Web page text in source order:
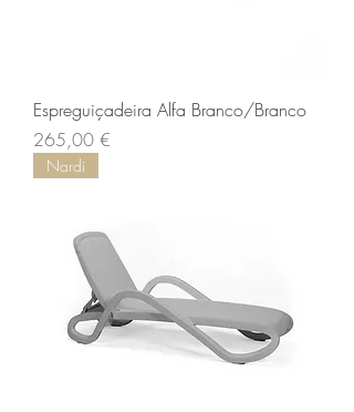
Espreguiçadeira Alfa Branco/Branco
Preço
265,00 €
Nardi